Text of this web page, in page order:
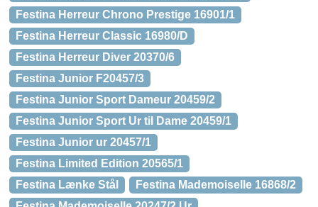
Festina Herreur Chrono Prestige 16901/1
Festina Herreur Classic 16980/D
Festina Herreur Diver 20370/6
Festina Junior F20457/3
Festina Junior Sport Dameur 20459/2
Festina Junior Sport Ur til Dame 20459/1
Festina Junior ur 20457/1
Festina Limited Edition 20565/1
Festina Lænke Stål
Festina Mademoiselle 16868/2